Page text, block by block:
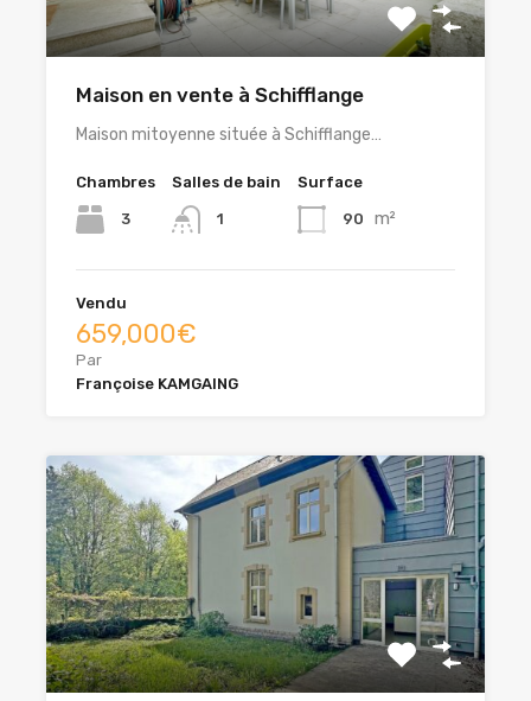
Maison en vente à Schifflange
Maison mitoyenne située à Schifflange…
Chambres
3
Salles de bain
1
Surface
90 m²
Vendu
659,000€
Par
Françoise KAMGAING